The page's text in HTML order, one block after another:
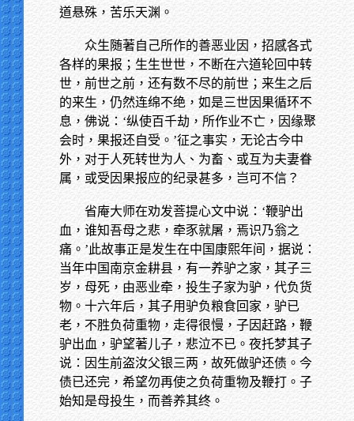
道悬殊，苦乐天渊。
众生随著自己所作的善恶业因，招感各式
各样的果报；生生世世，不断在六道轮回中转
世，前世之前，还有数不尽的前世；来生之后
的来生，仍然连绵不绝，如是三世因果循环不
息，佛说：‘纵使百千劫，所作业不亡，因缘聚
会时，果报还自受。’征之事实，无论古今中
外，对于人死转世为人、为畜、或互为夫妻眷
属，或受因果报应的纪录甚多，岂可不信？
省庵大师在劝发菩提心文中说：‘鞭驴出
血，谁知吾母之悲，牵豕就屠，焉识乃翁之
痛。’此故事正是发生在中国康熙年间，据说：
当年中国南京金耕县，有一养驴之家，其子三
岁，母死，由恶业牵，投生子家为驴，代负货
物。十六年后，其子用驴负粮食回家，驴已
老，不胜负荷重物，走得很慢，子因赶路，鞭
驴出血，驴望著儿子，悲泣不已。夜托梦其子
说：因生前盗汝父银三两，故死做驴还债。今
债已还完，希望勿再使之负荷重物及鞭打。子
始知是母投生，而善养其终。